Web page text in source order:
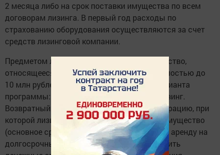
2 месяца либо на срок поставки имущества по всем
договорам лизинга. В первый год расходы по
страхованию оборудования осуществляются за счет
средств лизинговой компании.
Предметом лизинга является любое имущество,
относящееся к основным средствам, стоимостью до
10 млн рублей. Предусматривается два варианта
программы: стандартный и возвратный лизинг.
Возвратный представляет финансовую операцию, при
которой лизингополучатель продает свое имущество
(основное средство), а потом берет его же в аренду на
долгосрочный период, что позволяет получить